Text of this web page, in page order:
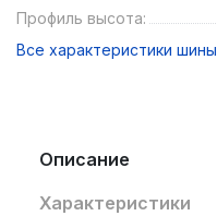
Профиль высота:
Все характеристики шины
Описание
Характеристики